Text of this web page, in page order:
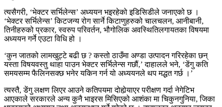
त्यसैगरी, ‘भेक्टर सर्भिलेन्स’ अध्ययन भइरहेको इडिसिडीले जनाएको छ ।
‘भेक्टर सर्भिलेन्स’ किटजन्य रोग सार्ने किटाणुहरुको चालचलन, आनीबानी,
तिनीहरुको प्रकार, स्वरुप परिवर्तन, भौगोलिक अवस्थितिलगायतका विषयमा
अध्ययन गर्ने एउटा विधि हो ।
‘कुन जातको लामखुट्टे बढी छ ? कस्तो ठाउँमा अण्डा उत्पादन गरिरहेका छन्
यस्ता विषयवस्तु थाहा पाउन भेक्टर सर्भिलेन्स गछौं,’ दाहालले भने, ‘डेंगु कति
समयसम्म फैलिनसक्छ भनेर यकिन गर्न यो अध्ययनले थप मद्धत गर्छ ।’
त्यस्तै, डेंगु लक्षण लिएर आउने कतिपयमा दोहोर्‍याएर परीक्षण गर्दा नेगेटिभ
आएकाले सरकारले अन्य कुनै भाइरस मिसिएको आशंका मा चिकुनगुनिया, जिका